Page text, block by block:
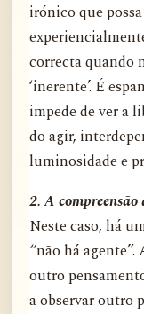
irónico que
correcta quando
‘inerente’. É
impede de ver a
do agir,
luminosidade e
2. A
Neste caso, há
“não há
outro
a observar outro